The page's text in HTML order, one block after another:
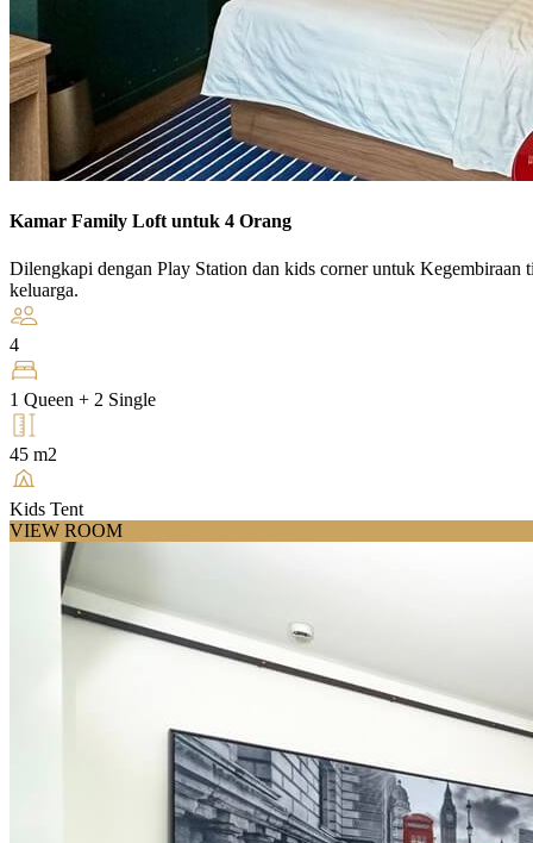
Kamar Family Loft untuk 4 Orang
Dilengkapi dengan Play Station dan kids corner untuk
keluarga.
4
1 Queen + 2 Single
45 m2
Kids Tent
VIEW ROOM